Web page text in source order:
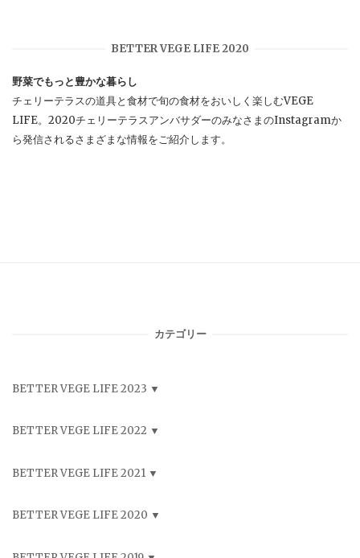
BETTER VEGE LIFE 2020
野菜でもっと豊かな暮らし
チェリーテラスの道具と食材で旬の食材をおいしく楽しむVEGE
LIFE。2020チェリーテラスアンバサダーのみなさまのInstagramか
ら発信されるさまざまな情報をご紹介します。
カテゴリー
BETTER VEGE LIFE 2023
BETTER VEGE LIFE 2022
BETTER VEGE LIFE 2021
BETTER VEGE LIFE 2020